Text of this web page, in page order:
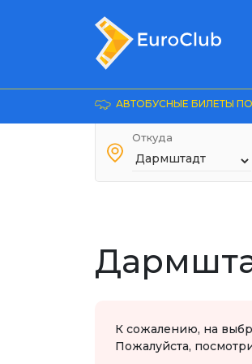
АВТОБУСНЫЕ БИЛЕТЫ ПО
Откуда
К сожалению, на
Пожалуйста,